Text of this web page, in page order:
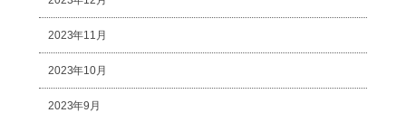
2023年11月
2023年10月
2023年9月